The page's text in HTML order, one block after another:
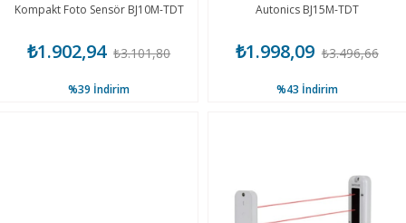
Kompakt Foto Sensör BJ10M-TDT
₺1.902,94 ₺3.101,80
%39 İndirim
Autonics BJ15M-TDT
₺1.998,09 ₺3.496,66
%43 İndirim